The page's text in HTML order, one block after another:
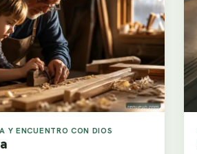
Y ENCUENTRO CON DIOS